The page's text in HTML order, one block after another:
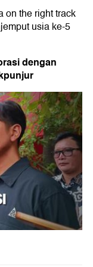
on the right track
usia ke-5
dengan